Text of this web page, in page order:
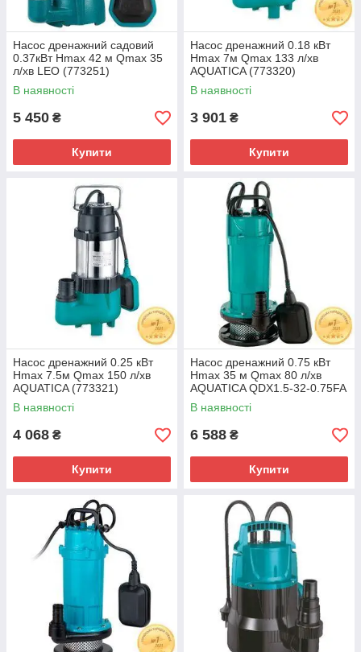
Насос дренажний садовий
0.37кВт Hmax 42 м Qmax 35
л/хв LEO (773251)
В наявності
5 450 ₴
Купити
Насос дренажний 0.18 кВт
Hmax 7м Qmax 133 л/хв
AQUATICA (773320)
В наявності
3 901 ₴
Купити
Насос дренажний 0.25 кВт
Hmax 7.5м Qmax 150 л/хв
AQUATICA (773321)
В наявності
4 068 ₴
Купити
Насос дренажний 0.75 кВт
Hmax 35 м Qmax 80 л/хв
AQUATICA QDX1.5-32-0.75FA
(773238)
В наявності
6 588 ₴
Купити